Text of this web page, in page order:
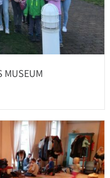
MUSEUM